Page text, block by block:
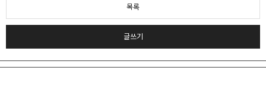
목록
글쓰기